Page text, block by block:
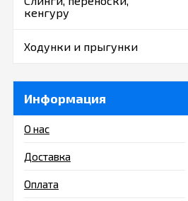
кенгуру
Ходунки и прыгунки
Информация
О нас
Доставка
Оплата